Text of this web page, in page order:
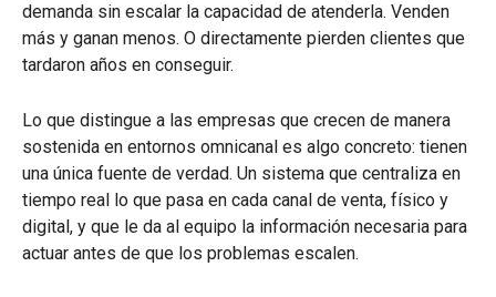
demanda sin escalar la capacidad de atenderla. Venden
más y ganan menos. O directamente pierden clientes que
tardaron años en conseguir.
Lo que distingue a las empresas que crecen de manera
sostenida en entornos omnicanal es algo concreto: tienen
una única fuente de verdad. Un sistema que centraliza en
tiempo real lo que pasa en cada canal de venta, físico y
digital, y que le da al equipo la información necesaria para
actuar antes de que los problemas escalen.